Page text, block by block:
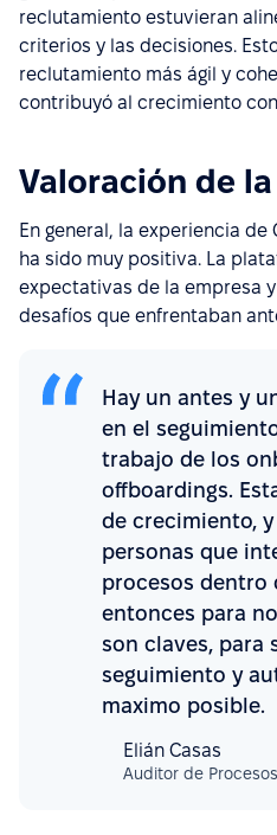
reclutamiento estuvieran
criterios y las decisiones.
reclutamiento más ágil y
contribuyó al crecimiento
Valoración de
En general, la experiencia de
ha sido muy positiva. La
expectativas de la empresa
desafíos que enfrentaban
Hay un antes y
en el
trabajo de los
offboardings.
de crecimiento,
personas que
procesos dentro
entonces para
son claves, para
seguimiento y
maximo posible.
Elián Casas
Auditor de Procesos